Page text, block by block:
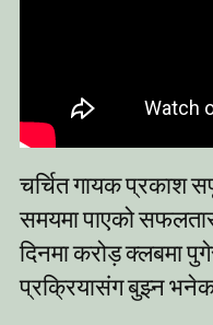
चर्चित गायक प्रकाश
समयमा पाएको
दिनमा करोड़ क्लबमा
प्रक्रियासंग बुझ्न